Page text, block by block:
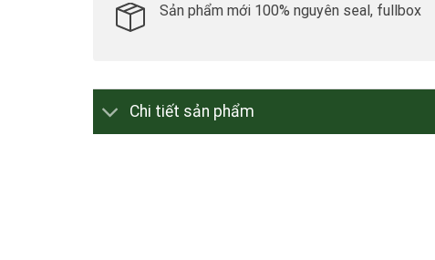
Sản phẩm mới 100% nguyên seal, fullbox
Chi tiết sản phẩm